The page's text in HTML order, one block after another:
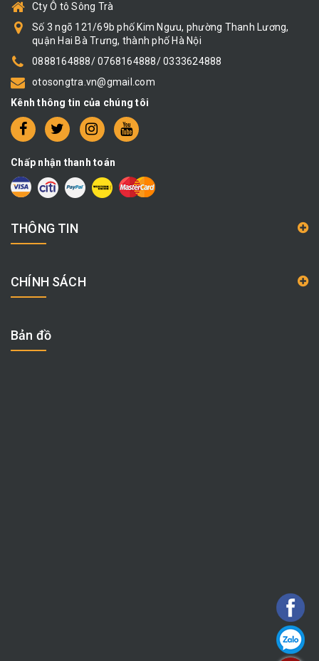
Cty Ô tô Sông Trà
Số 3 ngõ 121/69b phố Kim Ngưu, phường Thanh Lương,
quận Hai Bà Trưng, thành phố Hà Nội
0888164888/ 0768164888/ 0333624888
otosongtra.vn@gmail.com
Kênh thông tin của chúng tôi
Chấp nhận thanh toán
THÔNG TIN
CHÍNH SÁCH
Bản đồ